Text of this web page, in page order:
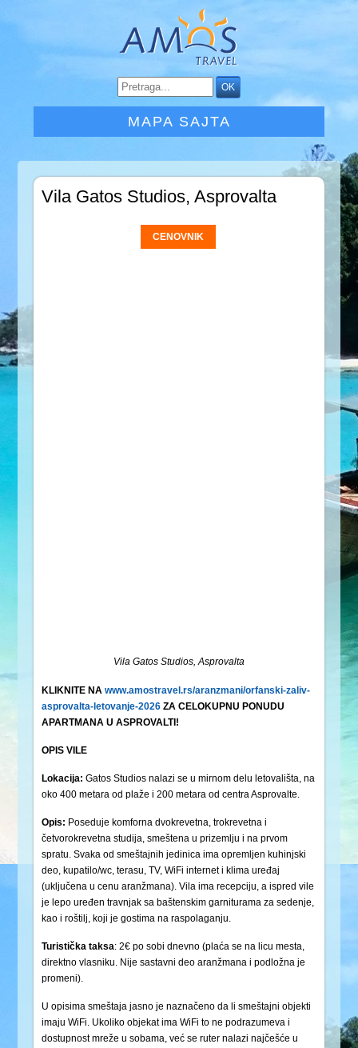
MAPA SAJTA
Vila Gatos Studios, Asprovalta
CENOVNIK
Vila Gatos Studios, Asprovalta
KLIKNITE NAwww.amostravel.rs/aranzmani/orfanski-zaliv-
asprovalta-letovanje-2026 ZA CELOKUPNU PONUDU
APARTMANA U ASPROVALTI!
OPIS VILE
Lokacija: Gatos Studios nalazi se u mirnom delu letovališta, na
oko 400 metara od plaže i 200 metara od centra Asprovalte.
Opis: Poseduje komforna dvokrevetna, trokrevetna i
četvorokrevetna studija, smeštena u prizemlju i na prvom
spratu. Svaka od smeštajnih jedinica ima opremljen kuhinjski
deo, kupatilo/wc, terasu, TV, WiFi internet i klima uređaj
(uključena u cenu aranžmana). Vila ima recepciju, a ispred vile
je lepo uređen travnjak sa baštenskim garniturama za sedenje,
kao i roštilj, koji je gostima na raspolaganju.
Turistička taksa: 2€ po sobi dnevno (plaća se na licu mesta,
direktno vlasniku. Nije sastavni deo aranžmana i podložna je
promeni).
U opisima smeštaja jasno je naznačeno da li smeštajni objekti
imaju WiFi. Ukoliko objekat ima WiFi to ne podrazumeva i
dostupnost mreže u sobama, već se ruter nalazi najčešće u